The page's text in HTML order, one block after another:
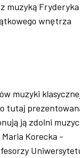
muzyką Fryderyka
wnętrza
muzyki
tutaj
ją zdolni
Korecka -